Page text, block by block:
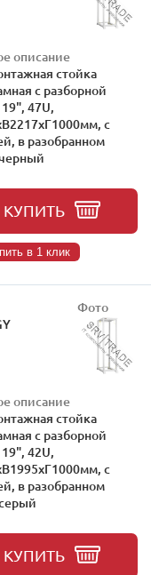
описание
стойка
с разборной
47U,
с
в разобранном
КУПИТЬ
в 1 клик
Фото
описание
стойка
с разборной
42U,
с
в разобранном
КУПИТЬ